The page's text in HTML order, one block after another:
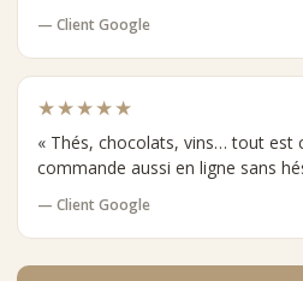
— Client Google
★★★★★
« Thés, chocolats, vins… tout est
commande aussi en ligne sans
— Client Google